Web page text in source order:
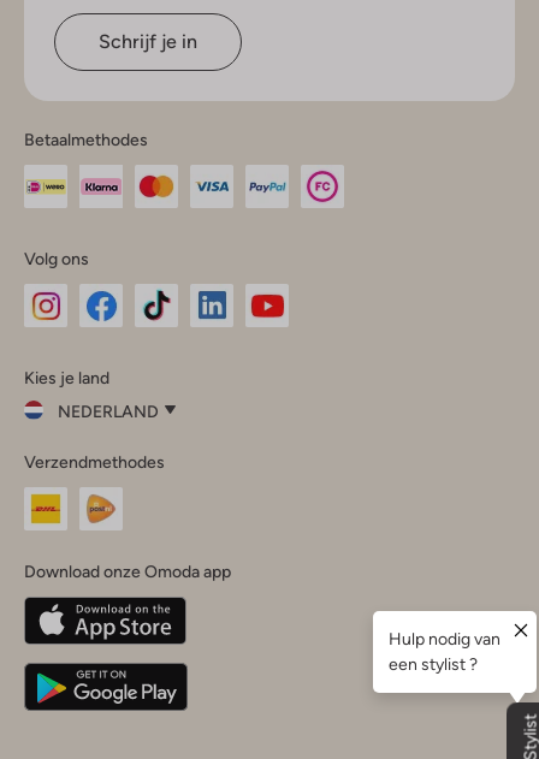
Schrijf je in
Betaalmethodes
Volg ons
InstagramFacebook
Kies je land
NEDERLAND
je
land
Nederland
Belgique(Français)
Deutschland
Verzendmethodes
Download onze Omoda app